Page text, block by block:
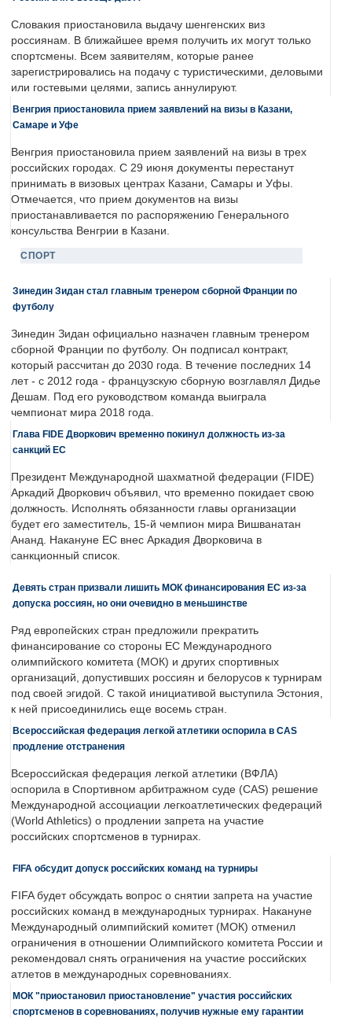
Словакия приостановила выдачу шенгенских виз
россиянам. В ближайшее время получить их могут только
спортсмены. Всем заявителям, которые ранее
зарегистрировались на подачу с туристическими, деловыми
или гостевыми целями, запись аннулируют.
Венгрия приостановила прием заявлений на визы в Казани,
Самаре и Уфе
Венгрия приостановила прием заявлений на визы в трех
российских городах. С 29 июня документы перестанут
принимать в визовых центрах Казани, Самары и Уфы.
Отмечается, что прием документов на визы
приостанавливается по распоряжению Генерального
консульства Венгрии в Казани.
СПОРТ
Зинедин Зидан стал главным тренером сборной Франции по
футболу
Зинедин Зидан официально назначен главным тренером
сборной Франции по футболу. Он подписал контракт,
который рассчитан до 2030 года. В течение последних 14
лет - с 2012 года - французскую сборную возглавлял Дидье
Дешам. Под его руководством команда выиграла
чемпионат мира 2018 года.
Глава FIDE Дворкович временно покинул должность из-за
санкций ЕС
Президент Международной шахматной федерации (FIDE)
Аркадий Дворкович объявил, что временно покидает свою
должность. Исполнять обязанности главы организации
будет его заместитель, 15-й чемпион мира Вишванатан
Ананд. Накануне ЕС внес Аркадия Дворковича в
санкционный список.
Девять стран призвали лишить МОК финансирования ЕС из-за
допуска россиян, но они очевидно в меньшинстве
Ряд европейских стран предложили прекратить
финансирование со стороны ЕС Международного
олимпийского комитета (МОК) и других спортивных
организаций, допустивших россиян и белорусов к турнирам
под своей эгидой. С такой инициативой выступила Эстония,
к ней присоединились еще восемь стран.
Всероссийская федерация легкой атлетики оспорила в CAS
продление отстранения
Всероссийская федерация легкой атлетики (ВФЛА)
оспорила в Спортивном арбитражном суде (CAS) решение
Международной ассоциации легкоатлетических федераций
(World Athletics) о продлении запрета на участие
российских спортсменов в турнирах.
FIFA обсудит допуск российских команд на турниры
FIFA будет обсуждать вопрос о снятии запрета на участие
российских команд в международных турнирах. Накануне
Международный олимпийский комитет (МОК) отменил
ограничения в отношении Олимпийского комитета России и
рекомендовал снять ограничения на участие российских
атлетов в международных соревнованиях.
МОК "приостановил приостановление" участия российских
спортсменов в соревнованиях, получив нужные ему гарантии